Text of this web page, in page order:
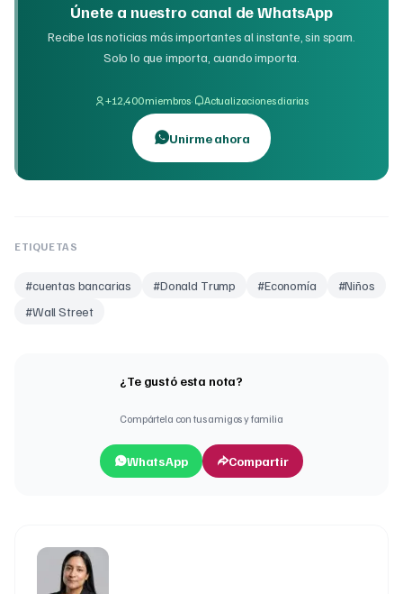
Únete a nuestro canal de WhatsApp
Recibe las noticias más importantes al instante, sin spam.
Solo lo que importa, cuando importa.
+12,400 miembros· Actualizaciones diarias
Unirme ahora
ETIQUETAS
#cuentas bancarias #Donald Trump #Economía #Niños
#Wall Street
¿Te gustó esta nota?
Compártela con tus amigos y familia
WhatsApp Compartir